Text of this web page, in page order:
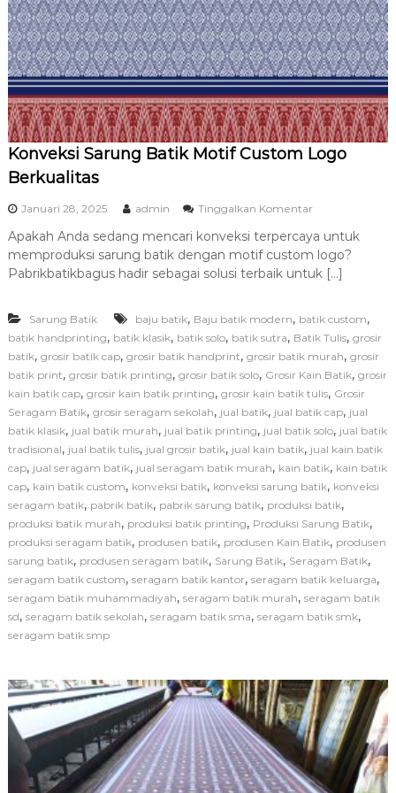
t
a
s
d
a
n
T
e
r
p
y
Konveksi Sarung Batik Motif Custom Logo
Berkualitas
Januari 28, 2025 admin Tinggalkan Komentarp
d
a
K
v
e
i
S
a
r
u
n
B
a
t
i
k
M
t
i
s
t
o
m
L
o
g
Apakah Anda sedang mencari konveksi terpercaya untuk
memproduksi sarung batik dengan motif custom logo?
Pabrikbatikbagus hadir sebagai solusi terbaik untuk […]
Sarung Batik baju batik, Baju batik modern, batik custom,
batik handprinting, batik klasik, batik solo, batik sutra, Batik Tulis, grosir
batik, grosir batik cap, grosir batik handprint, grosir batik murah, grosir
batik print, grosir batik printing, grosir batik solo, Grosir Kain Batik, grosir
kain batik cap, grosir kain batik printing, grosir kain batik tulis, Grosir
Seragam Batik, grosir seragam sekolah, jual batik, jual batik cap, jual
batik klasik, jual batik murah, jual batik printing, jual batik solo, jual batik
tradisional, jual batik tulis, jual grosir batik, jual kain batik, jual kain batik
cap, jual seragam batik, jual seragam batik murah, kain batik, kain batik
cap, kain batik custom, konveksi batik, konveksi sarung batik, konveksi
seragam batik, pabrik batik, pabrik sarung batik, produksi batik,
produksi batik murah, produksi batik printing, Produksi Sarung Batik,
produksi seragam batik, produsen batik, produsen Kain Batik, produsen
sarung batik, produsen seragam batik, Sarung Batik, Seragam Batik,
seragam batik custom, seragam batik kantor, seragam batik keluarga,
seragam batik muhammadiyah, seragam batik murah, seragam batik
sd, seragam batik sekolah, seragam batik sma, seragam batik smk,
seragam batik smp